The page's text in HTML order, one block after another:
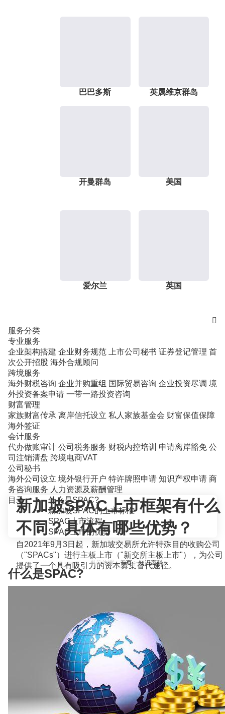
巴巴多斯 英属维京群岛
开曼群岛 美国
爱尔兰 英国

服务分类
专业服务
企业架构搭建 企业财务规范 上市公司秘书 证券登记管理 首
次公开招股 海外合规顾问
跨境服务
海外财税咨询 企业并购重组 国际贸易咨询 企业投资尽调 境
外投资备案申请 一带一路投资咨询
财富管理
家族财富传承 离岸信托设立 私人家族基金会 财富保值保障
海外签证
会计服务
代办做账审计 公司税务服务 财税内控培训 申请离岸豁免 公
司注销清盘 跨境电商VAT
公司秘书
海外公司设立 境外银行开户 特许牌照申请 知识产权申请 商
务咨询服务 人力资源及薪酬管理
当前位置：首页>知识百科>
新加坡SPAC上市框架有什么
不同？具体有哪些优势？
自2021年9月3日起，新加坡交易所允许特殊目的收购公司
（"SPACs"）进行主板上市（"新交所主板上市"），为公司
提供了一个具有吸引力的资本募集替代途径。
目录
什么是SPAC?
新加坡SPAC的上市标准
SPAC上市流程
SPAC上市的优势
什么是SPAC?